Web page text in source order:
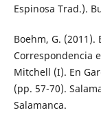
Espinosa Trad.).
Boehm, G.
Correspondencia
Mitchell (I). En
(pp. 57-70).
Salamanca.